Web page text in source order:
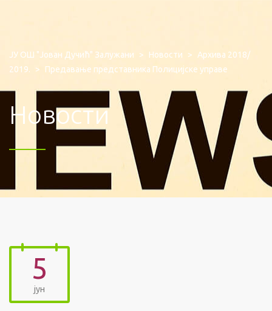
ЈУ ОШ "Јован Дучић" Залужани > Новости >
Архива 2018/
2019.
> Предавање представника Полицијске управе
Новости
5
јун